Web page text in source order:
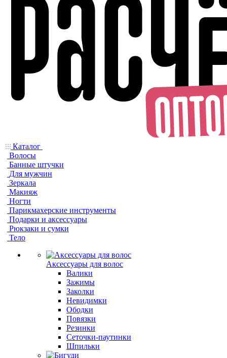
Каталог
Волосы
Банные штучки
Для мужчин
Зеркала
Макияж
Ногти
Парикмахерские инструменты
Подарки и аксессуары
Рюкзаки и сумки
Тело
Аксессуары для волос
Валики
Зажимы
Заколки
Невидимки
Ободки
Повязки
Резинки
Сеточки-паутинки
Шпильки